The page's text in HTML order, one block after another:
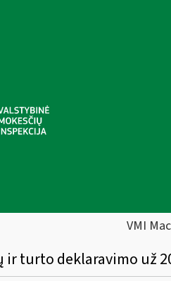
VMI
ir turto deklaravimo už